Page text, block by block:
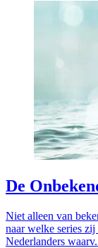
De
Niet alleen van
naar welke series
Nederlanders